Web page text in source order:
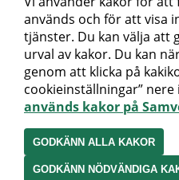
Nyköpings lasarett
Postadress:
Repslagaregatan 19
611 88 Nyköping
Peppol-id: 0007:
Organisationsnummer:
232100-0032
används och för att visa
tjänster. Du kan välja att
urval av kakor. Du kan
genom att klicka på
cookieinställningar”
används kakor på
GODKÄNN ALLA KAKOR
GODKÄNN NÖDVÄNDIGA